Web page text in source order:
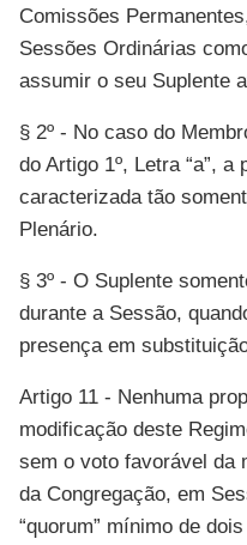
Comissões
Sessões Ordinárias
assumir o seu Suplente
§ 2º - No caso do
do Artigo 1º, Letra “a”,
caracterizada tão
Plenário.
§ 3º - O Suplente
durante a Sessão,
presença em
Artigo 11 - Nenhuma
modificação deste
sem o voto favorável da
da Congregação, em
“quorum” mínimo de